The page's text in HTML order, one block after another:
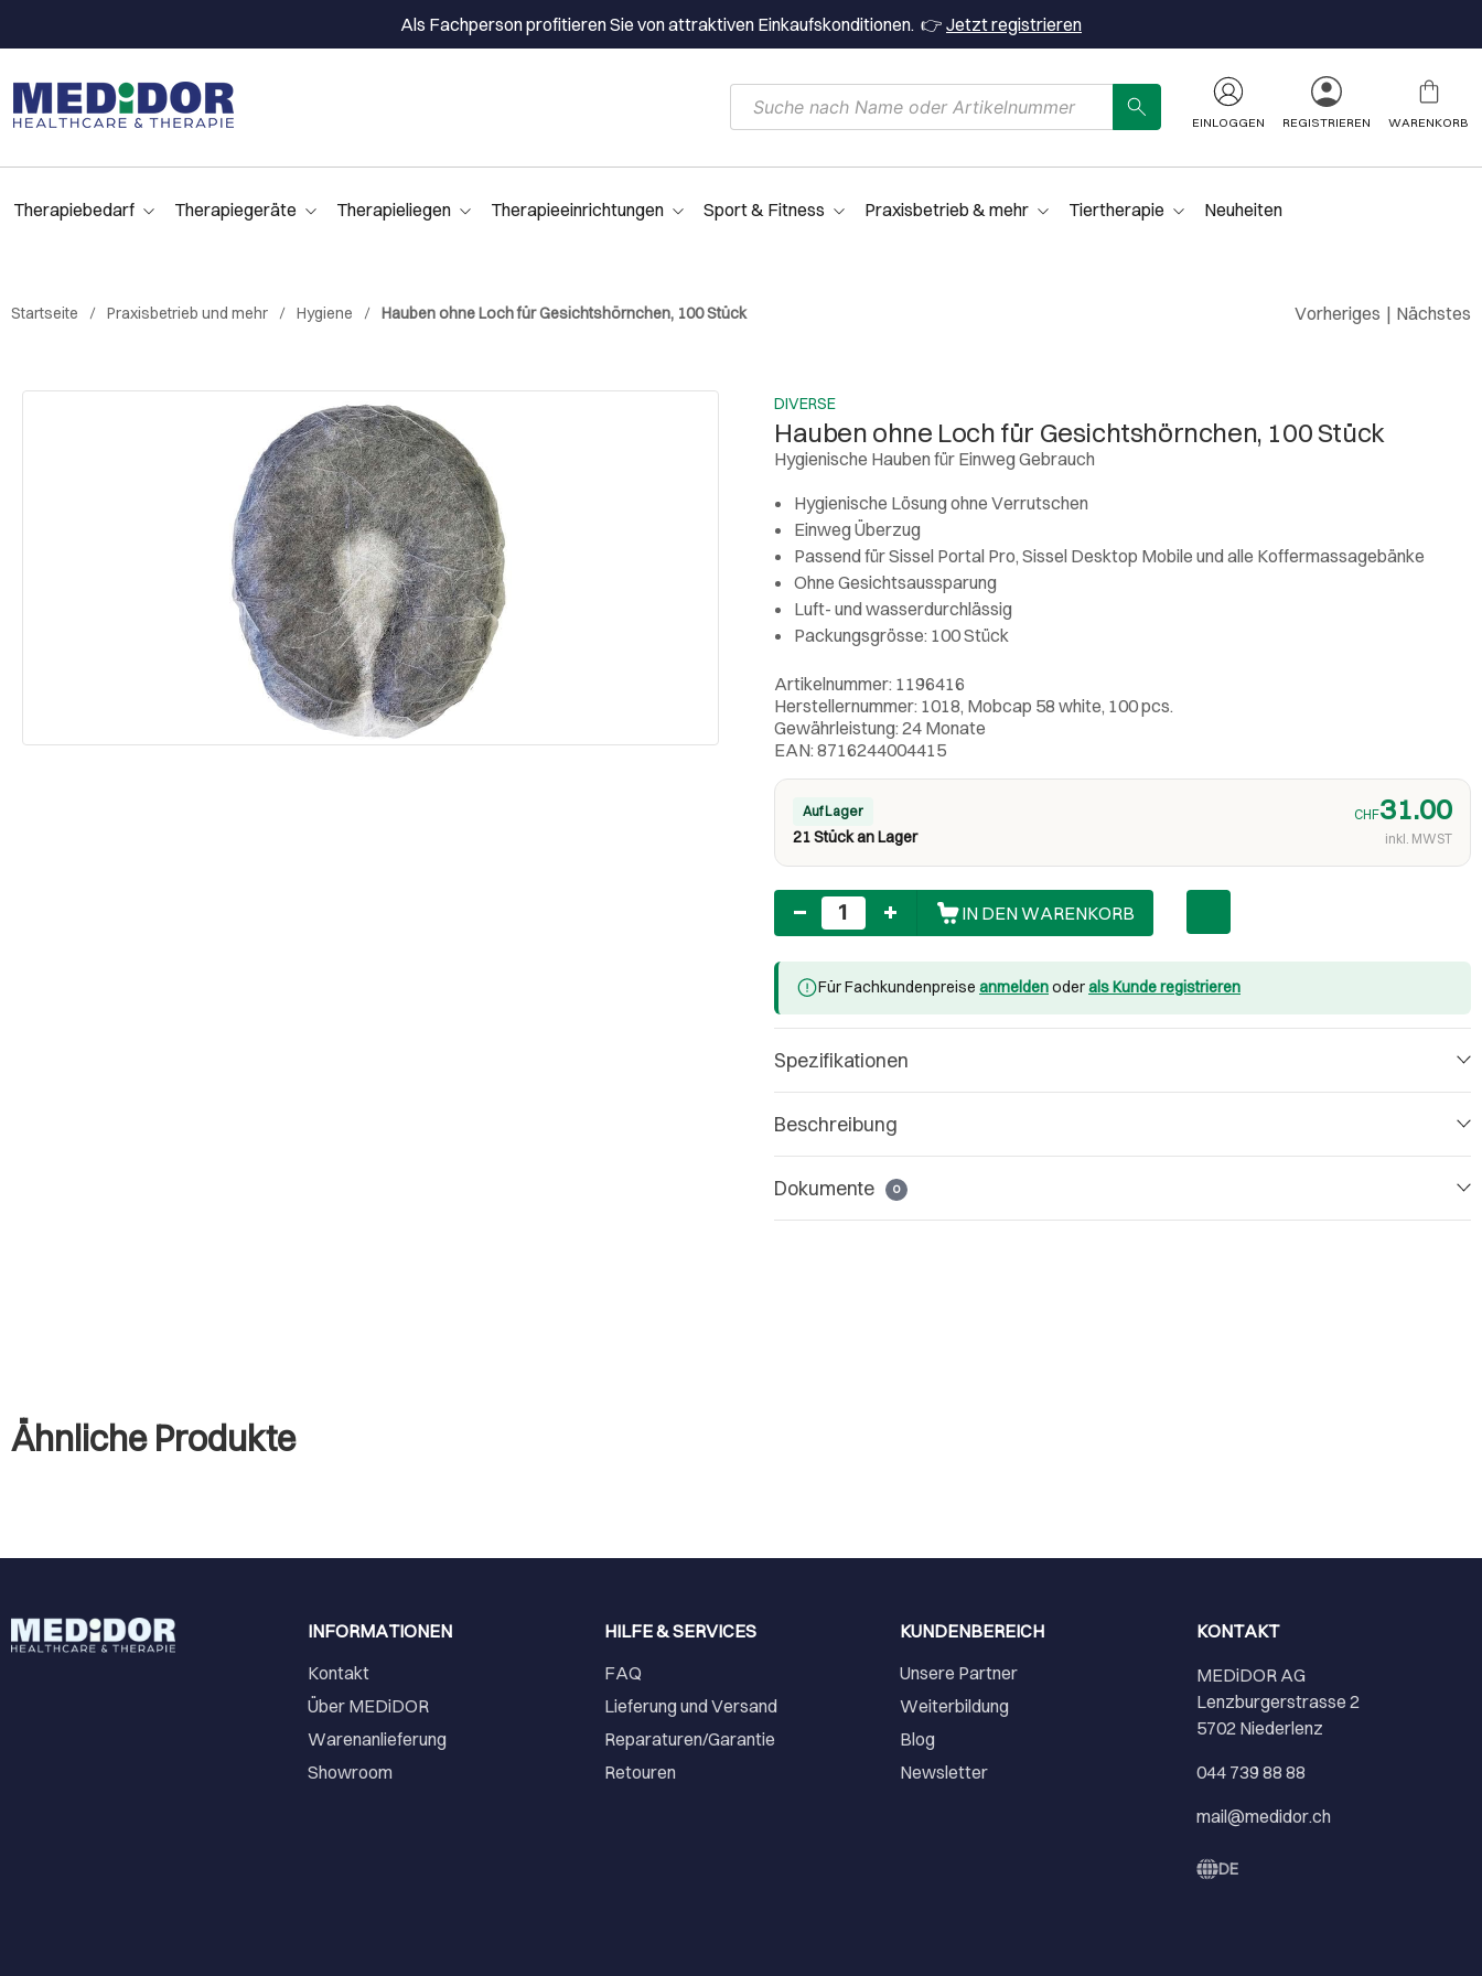
Als Fachperson profitieren Sie von attraktiven Einkaufskonditionen. 👉 Jetzt registrieren
EINLOGGEN REGISTRIEREN WARENKORB
Therapiebedarf Therapiegeräte Therapieliegen Therapieeinrichtungen Sport & Fitness Praxisbetrieb & mehr Tiertherapie Neuheiten
Startseite Praxisbetrieb und mehr Hygiene Hauben ohne Loch für Gesichtshörnchen, 100 Stück Vorheriges | Nächstes
DIVERSE
Hauben ohne Loch für Gesichtshörnchen, 100 Stück
Hygienische Hauben für Einweg Gebrauch
Hygienische Lösung ohne Verrutschen
Einweg Überzug
Passend für Sissel Portal Pro, Sissel Desktop Mobile und alle Koffermassagebänke
Ohne Gesichtsaussparung
Luft- und wasserdurchlässig
Packungsgrösse: 100 Stück
Artikelnummer: 1196416
Herstellernummer: 1018, Mobcap 58 white, 100 pcs.
Gewährleistung: 24 Monate
EAN: 8716244004415
Auf Lager
21 Stück an Lager
CHF31.00
inkl. MWST
Anzahl
IN DEN WARENKORB
Für Fachkundenpreise anmeldenoderals Kunde registrieren
Spezifikationen
Beschreibung
Dokumente 0
Ähnliche Produkte
INFORMATIONEN
Kontakt
Über MEDiDOR
Warenanlieferung
Showroom
HILFE & SERVICES
FAQ
Lieferung und Versand
Reparaturen/Garantie
Retouren
KUNDENBEREICH
Unsere Partner
Weiterbildung
Blog
Newsletter
KONTAKT
MEDiDOR AG
Lenzburgerstrasse 2
5702 Niederlenz
044 739 88 88
mail@medidor.ch
DE